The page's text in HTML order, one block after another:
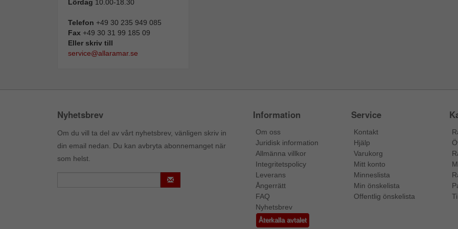
Lördag 10.00-18.30
Telefon +49 30 235 949 085
Fax +49 30 31 99 185 09
Eller skriv till
service@allaramar.se
Nyhetsbrev
Om du vill ta del av vårt nyhetsbrev, vänligen skriv in
din email nedan. Du kan avbryta abonnemanget när
som helst.
Information
Om oss
Juridisk information
Allmänna villkor
Integritetspolicy
Leverans
Ångerrätt
FAQ
Nyhetsbrev
Återkalla avtalet
Service
Kontakt
Hjälp
Varukorg
Mitt konto
Minneslista
Min önskelista
Offentlig önskelista